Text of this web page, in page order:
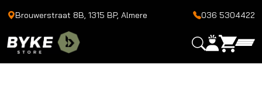
Brouwerstraat 8B, 1315 BP, Almere 036 5304422